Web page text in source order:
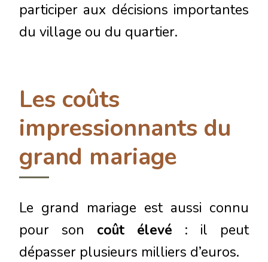
participer aux décisions importantes
du village ou du quartier.
Les coûts
impressionnants du
grand mariage
Le grand mariage est aussi connu
pour son coût élevé : il peut
dépasser plusieurs milliers d’euros.